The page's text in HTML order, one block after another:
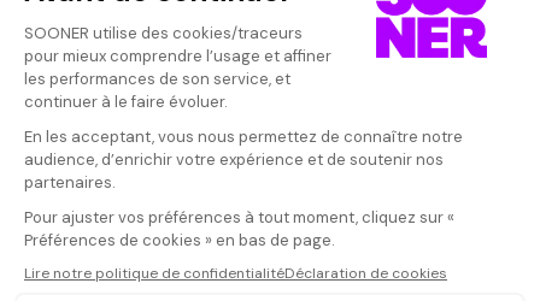
Vos avis
Donnez votre avis
Votre note
Votre commentaire
Il faut vous connecter pour
publier un avis